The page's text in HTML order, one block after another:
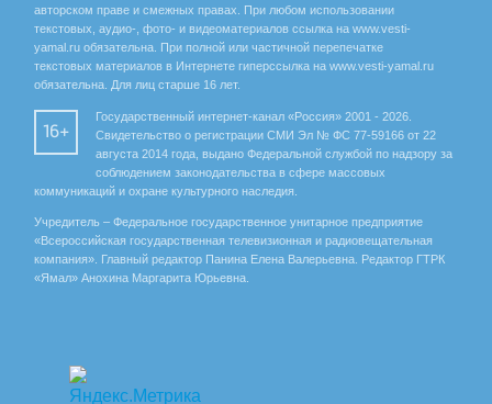
авторском праве и смежных правах. При любом использовании
текстовых, аудио-, фото- и видеоматериалов ссылка на www.vesti-
yamal.ru обязательна. При полной или частичной перепечатке
текстовых материалов в Интернете гиперссылка на www.vesti-yamal.ru
обязательна. Для лиц старше 16 лет.
16+
Государственный интернет-канал «Россия» 2001 - 2026.
Свидетельство о регистрации СМИ Эл № ФС 77-59166 от 22
августа 2014 года, выдано Федеральной службой по надзору за
соблюдением законодательства в сфере массовых
коммуникаций и охране культурного наследия.
Учредитель – Федеральное государственное унитарное предприятие
«Всероссийская государственная телевизионная и радиовещательная
компания». Главный редактор Панина Елена Валерьевна. Редактор ГТРК
«Ямал» Анохина Маргарита Юрьевна.